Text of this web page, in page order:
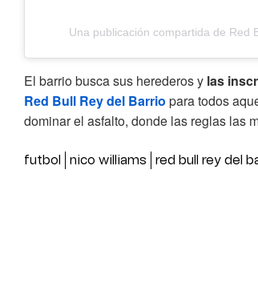
Una publicación compartida de
El barrio busca sus herederos y las
Red Bull Rey del Barrio para todos
dominar el asfalto, donde las reglas las
futbol nico williams red bull rey del